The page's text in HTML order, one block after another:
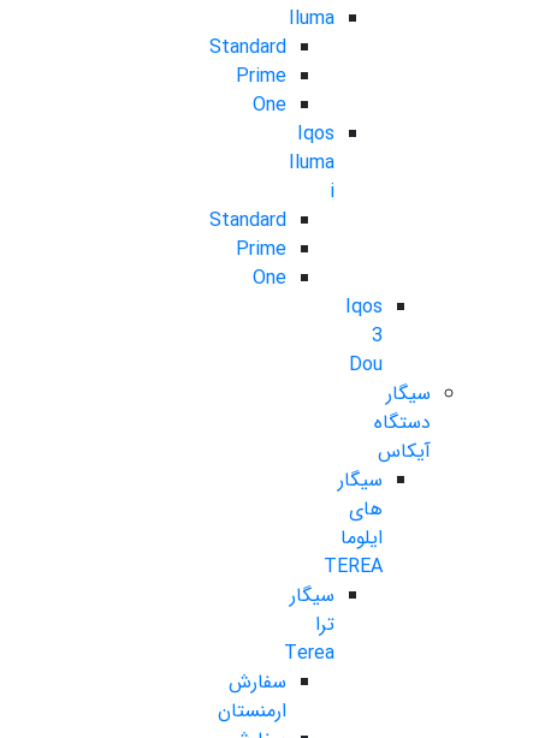
Iluma
Standard
Prime
One
Iqos
Iluma
i
Standard
Prime
One
Iqos
3
Dou
سیگار
دستگاه
آیکاس
سیگار
های
ایلوما
TEREA
سیگار
ترا
Terea
سفارش
ارمنستان